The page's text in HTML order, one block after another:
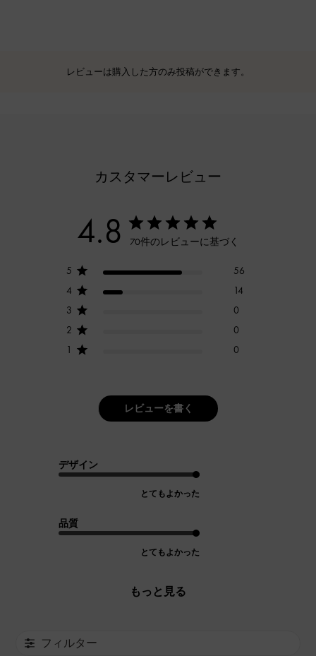
レビューは購入した方のみ投稿ができます。
カスタマーレビュー
4.8 70件のレビューに基づく
5
56
4
14
3
0
2
0
1
0
レビューを書く
デザイン
とてもよかった
品質
とてもよかった
もっと見る
フィルター